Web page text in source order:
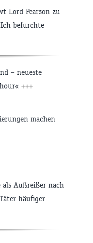
Lord Pearson zu
befürchte
– neueste
+++
machen
als Außreißer nach
häufiger